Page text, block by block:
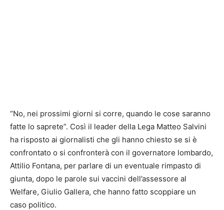
“No, nei prossimi giorni si corre, quando le cose saranno
fatte lo saprete”. Così il leader della Lega Matteo Salvini
ha risposto ai giornalisti che gli hanno chiesto se si è
confrontato o si confronterà con il governatore lombardo,
Attilio Fontana, per parlare di un eventuale rimpasto di
giunta, dopo le parole sui vaccini dell’assessore al
Welfare, Giulio Gallera, che hanno fatto scoppiare un
caso politico.